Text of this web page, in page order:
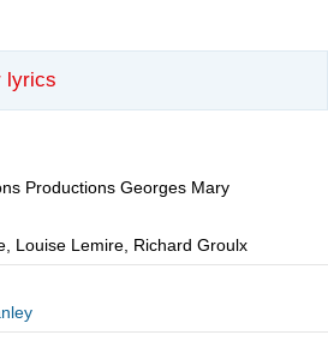
lyrics
Productions Georges Mary
Louise Lemire, Richard Groulx